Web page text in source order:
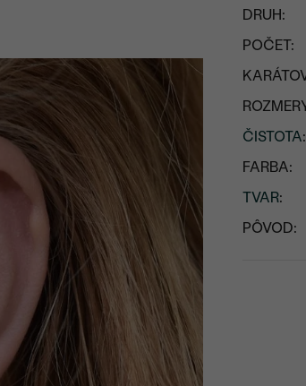
DRUH:
POČET:
ČISTOTA:
FARBA:
TVAR:
PÔVOD: